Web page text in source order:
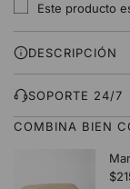
Este producto
DESCRIPCIÓN
SOPORTE 24/7
COMBINA BIEN